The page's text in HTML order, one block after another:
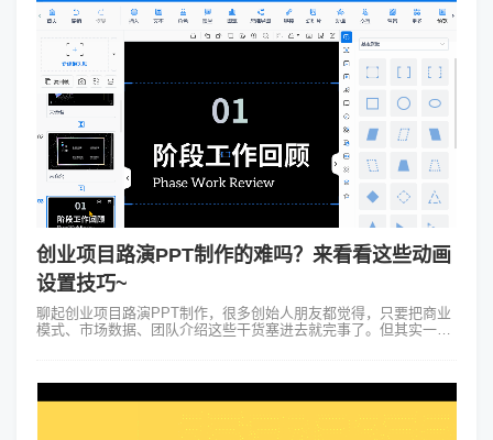
创业项目路演PPT制作的难吗？来看看这些动画
设置技巧~
聊起创业项目路演PPT制作，很多创始人朋友都觉得，只要把商业
模式、市场数据、团队介绍这些干货塞进去就完事了。但其实一场